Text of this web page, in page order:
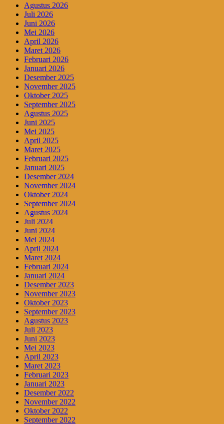
Agustus 2026
Juli 2026
Juni 2026
Mei 2026
April 2026
Maret 2026
Februari 2026
Januari 2026
Desember 2025
November 2025
Oktober 2025
September 2025
Agustus 2025
Juni 2025
Mei 2025
April 2025
Maret 2025
Februari 2025
Januari 2025
Desember 2024
November 2024
Oktober 2024
September 2024
Agustus 2024
Juli 2024
Juni 2024
Mei 2024
April 2024
Maret 2024
Februari 2024
Januari 2024
Desember 2023
November 2023
Oktober 2023
September 2023
Agustus 2023
Juli 2023
Juni 2023
Mei 2023
April 2023
Maret 2023
Februari 2023
Januari 2023
Desember 2022
November 2022
Oktober 2022
September 2022